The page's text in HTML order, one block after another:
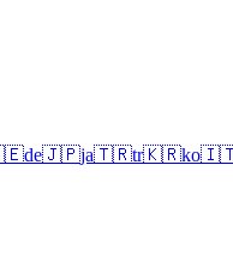
de🇯🇵ja🇹🇷tr🇰🇷ko